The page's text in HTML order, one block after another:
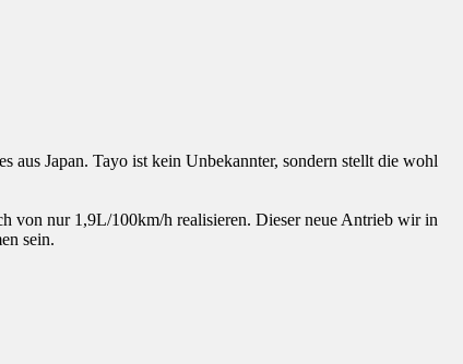
Japan. Tayo ist kein Unbekannter, sondern stellt die wohl
von nur 1,9L/100km/h realisieren. Dieser neue Antrieb wir in
sein.